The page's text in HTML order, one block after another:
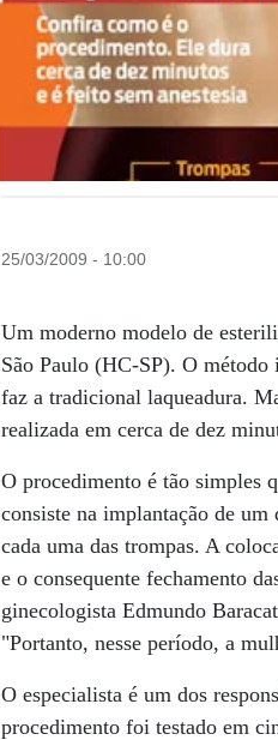
25/03/2009 - 10:00
Um moderno modelo de
São Paulo (HC-SP). O método
faz a tradicional laqueadura.
realizada em cerca de dez
O procedimento é tão simples
consiste na implantação de
cada uma das trompas. A
e o consequente fechamento
ginecologista Edmundo
"Portanto, nesse período, a
O especialista é um dos
procedimento foi testado em